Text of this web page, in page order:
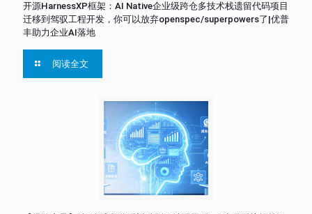
开源HarnessXP框架：AI Native企业级跨仓多技术栈遗留代码项目
迁移到驾驭工程开发，你可以放弃openspec/superpowers了|优普
丰助力企业AI落地
阅读全文